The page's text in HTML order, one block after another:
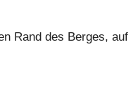
Rand des Berges, auf